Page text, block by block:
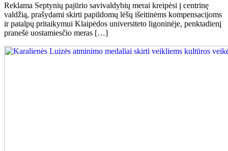
Reklama Septynių pajūrio savivaldybių merai kreipėsi į centrinę
valdžią, prašydami skirti papildomų lėšų išeitinėms kompensacijoms
ir patalpų pritaikymui Klaipėdos universiteto ligoninėje, penktadienį
pranešė uostamiesčio meras […]